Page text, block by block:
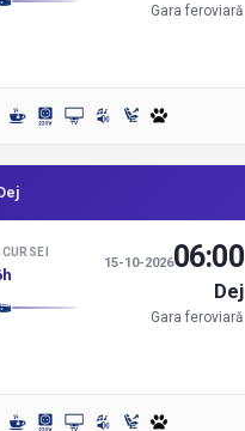
Gara feroviară
15-10-202606:00
Dej
Gara feroviară